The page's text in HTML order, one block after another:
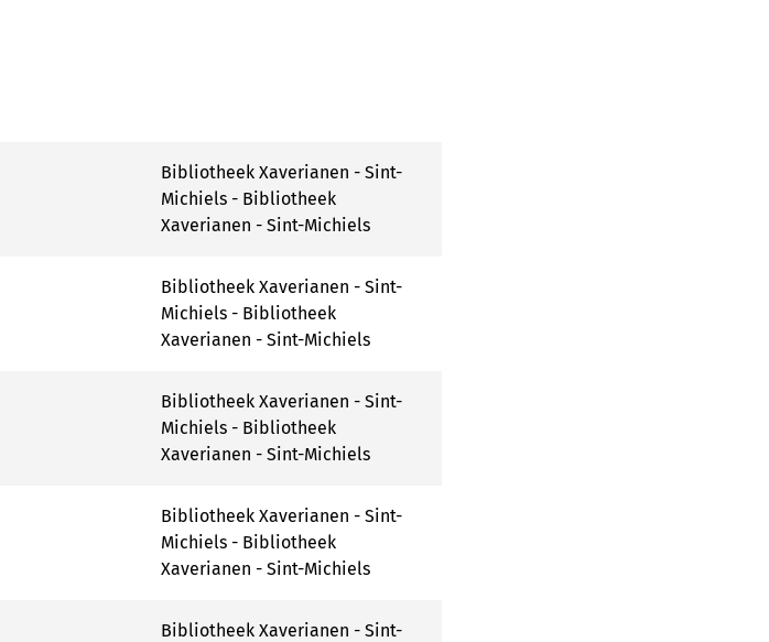
Bibliotheek Xaverianen - Sint-
Michiels - Bibliotheek
Xaverianen - Sint-Michiels
Bibliotheek Xaverianen - Sint-
Michiels - Bibliotheek
Xaverianen - Sint-Michiels
Bibliotheek Xaverianen - Sint-
Michiels - Bibliotheek
Xaverianen - Sint-Michiels
Bibliotheek Xaverianen - Sint-
Michiels - Bibliotheek
Xaverianen - Sint-Michiels
Bibliotheek Xaverianen - Sint-